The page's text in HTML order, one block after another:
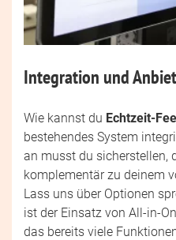
Integration und
Wie kannst du Echtzeit-
bestehendes System
an musst du sicherstellen,
komplementär zu deinem
Lass uns über Optionen
ist der Einsatz von All-in-
das bereits viele